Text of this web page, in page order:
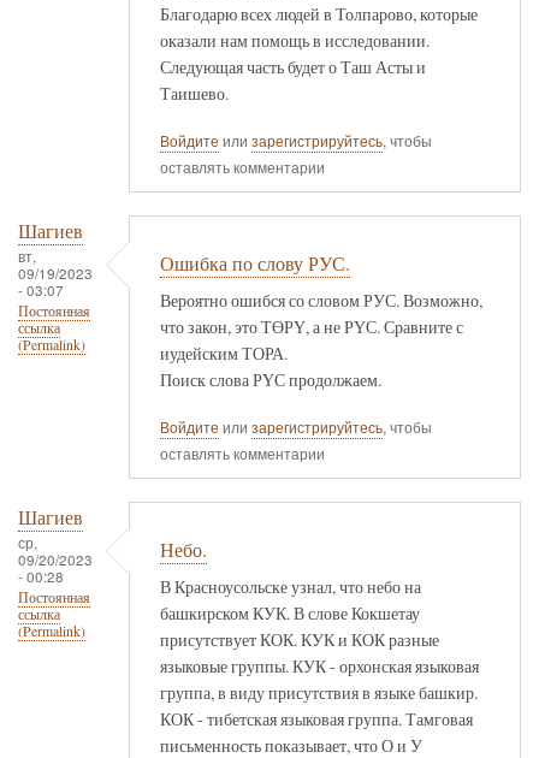
Благодарю всех людей в Толпарово, которые
оказали нам помощь в исследовании.
Следующая часть будет о Таш Асты и
Таишево.
Войдите или зарегистрируйтесь, чтобы
оставлять комментарии
Шагиев
вт,
09/19/2023
- 03:07
Постоянная
ссылка
(Permalink)
Ошибка по слову РУС.
Вероятно ошибся со словом РУС. Возможно,
что закон, это ТӨРҮ, а не РҮС. Сравните с
иудейским ТОРА.
Поиск слова РҮС продолжаем.
Войдите или зарегистрируйтесь, чтобы
оставлять комментарии
Шагиев
ср,
09/20/2023
- 00:28
Постоянная
ссылка
(Permalink)
Небо.
В Красноусольске узнал, что небо на
башкирском КУК. В слове Кокшетау
присутствует КОК. КУК и КОК разные
языковые группы. КУК - орхонская языковая
группа, в виду присутствия в языке башкир.
КОК - тибетская языковая группа. Тамговая
письменность показывает, что О и У